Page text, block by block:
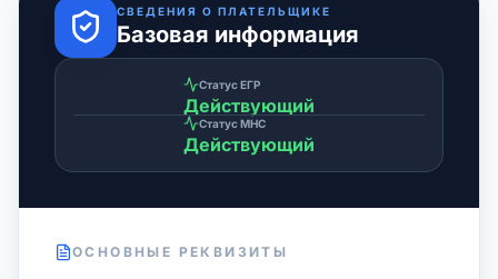
СВЕДЕНИЯ О ПЛАТЕЛЬЩИКЕ
Базовая информация
Статус ЕГР
Действующий
Статус МНС
Действующий
ОСНОВНЫЕ РЕКВИЗИТЫ